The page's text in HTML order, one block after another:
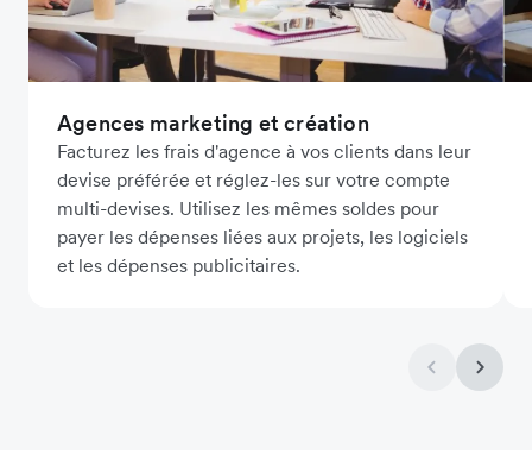
Agences marketing et création
Facturez les frais d'agence à vos clients dans leur
devise préférée et réglez-les sur votre compte
multi-devises. Utilisez les mêmes soldes pour
payer les dépenses liées aux projets, les logiciels
et les dépenses publicitaires.